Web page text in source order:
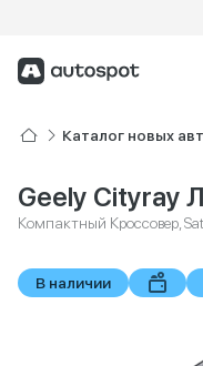
Каталог новых
Geely Cityray
Компактный Кроссовер,
В наличии